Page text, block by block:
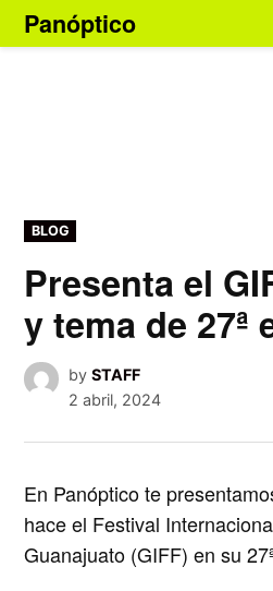
Skip
to
Panóptico
POSTED
IN
BLOG
Presenta el
y tema de 27ª
by STAFF
2 abril, 2024
En Panóptico te
hace el Festival
Guanajuato (GIFF) en su